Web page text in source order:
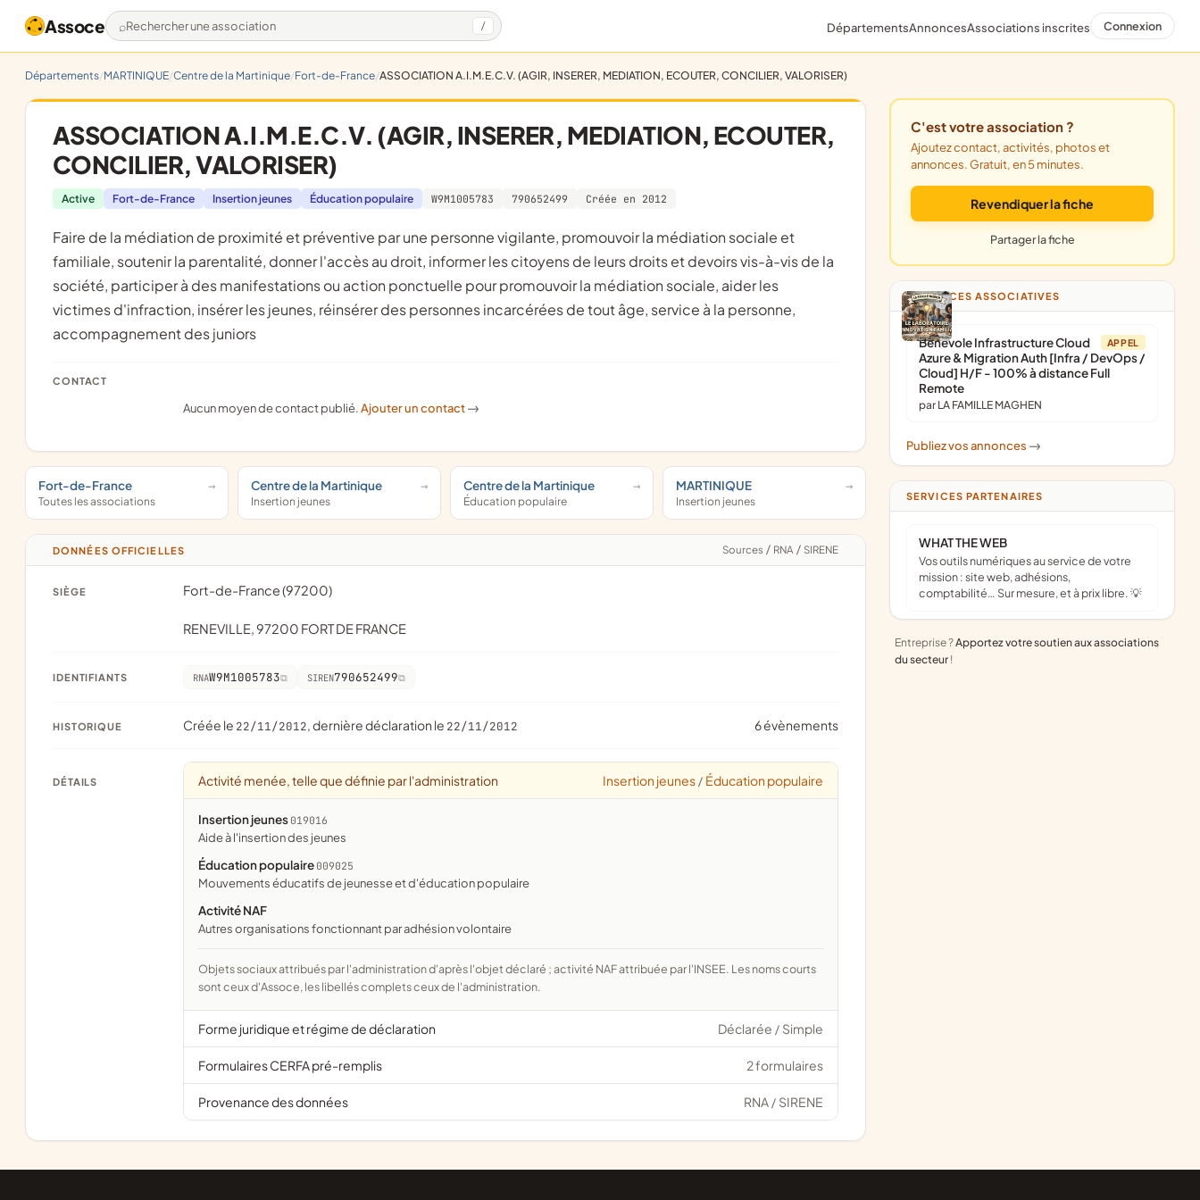
Assoce Rechercher une association / DépartementsAnnoncesAssociations inscrites Connexion
Départements MARTINIQUE Centre de la Martinique Fort-de-France ASSOCIATION A.I.M.E.C.V. (AGIR, INSERER, MEDIATION, ECOUTER, CONCILIER, VALORISER)
ASSOCIATION A.I.M.E.C.V. (AGIR, INSERER, MEDIATION, ECOUTER,
CONCILIER, VALORISER)
Active Fort-de-France Insertion jeunes Éducation populaire W9M1005783 790652499 Créée en 2012
faire de la médiation de proximité et préventive par une personne vigilante, promouvoir la médiation sociale et
familiale, soutenir la parentalité, donner l'accès au droit, informer les citoyens de leurs droits et devoirs vis-à-vis de la
société, participer à des manifestations ou action ponctuelle pour promouvoir la médiation sociale, aider les
victimes d'infraction, insérer les jeunes, réinsérer des personnes incarcérées de tout âge, service à la personne,
accompagnement des juniors
CONTACT
Aucun moyen de contact publié.Ajouter un contact ->
Fort-de-France
Toutes les associations
Centre de la Martinique
Insertion jeunes
Centre de la Martinique
Éducation populaire
MARTINIQUE
Insertion jeunes
DONNÉES OFFICIELLES Sources / RNA / SIRENE
SIÈGE Fort-de-France (97200)
RENEVILLE, 97200 FORT DE FRANCE
IDENTIFIANTS RNAW9M1005783 SIREN790652499
HISTORIQUE Créée le 22/11/2012, dernière déclaration le 22/11/2012 6 évènements
DÉTAILS Activité menée, telle que définie par l'administration Insertion jeunes / Éducation populaire
Insertion jeunes 019016
aide à l'insertion des jeunes
Éducation populaire 009025
mouvements éducatifs de jeunesse et d'éducation populaire
Activité NAF
Autres organisations fonctionnant par adhésion volontaire
Objets sociaux attribués par l'administration d'après l'objet déclaré ; activité NAF attribuée par l'INSEE. Les noms courts
sont ceux d'Assoce, les libellés complets ceux de l'administration.
Forme juridique et régime de déclaration Déclarée / Simple
Formulaires CERFA pré-remplis 2 formulaires
Provenance des données RNA / SIRENE
C'est votre association ?
Ajoutez contact, activités, photos et
annonces. Gratuit, en 5 minutes.
Revendiquer la fiche
Partager la fiche
ANNONCES ASSOCIATIVES
APPEL
Bénévole Infrastructure Cloud
Azure & Migration Auth [Infra / DevOps /
Cloud] H/F - 100% à distance Full
Remote
par LA FAMILLE MAGHEN
Publiez vos annonces ->
SERVICES PARTENAIRES
WHAT THE WEB
Vos outils numériques au service de votre
mission : site web, adhésions,
comptabilité… Sur mesure, et à prix libre. 💡
Entreprise ?Apportez votre soutien aux associations
du secteur !